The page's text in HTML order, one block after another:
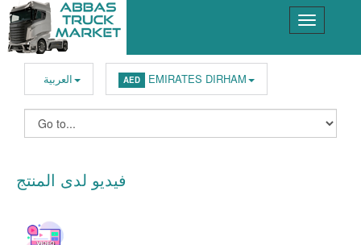
العربية AED EMIRATES DIRHAM
فيديو لدى المنتج